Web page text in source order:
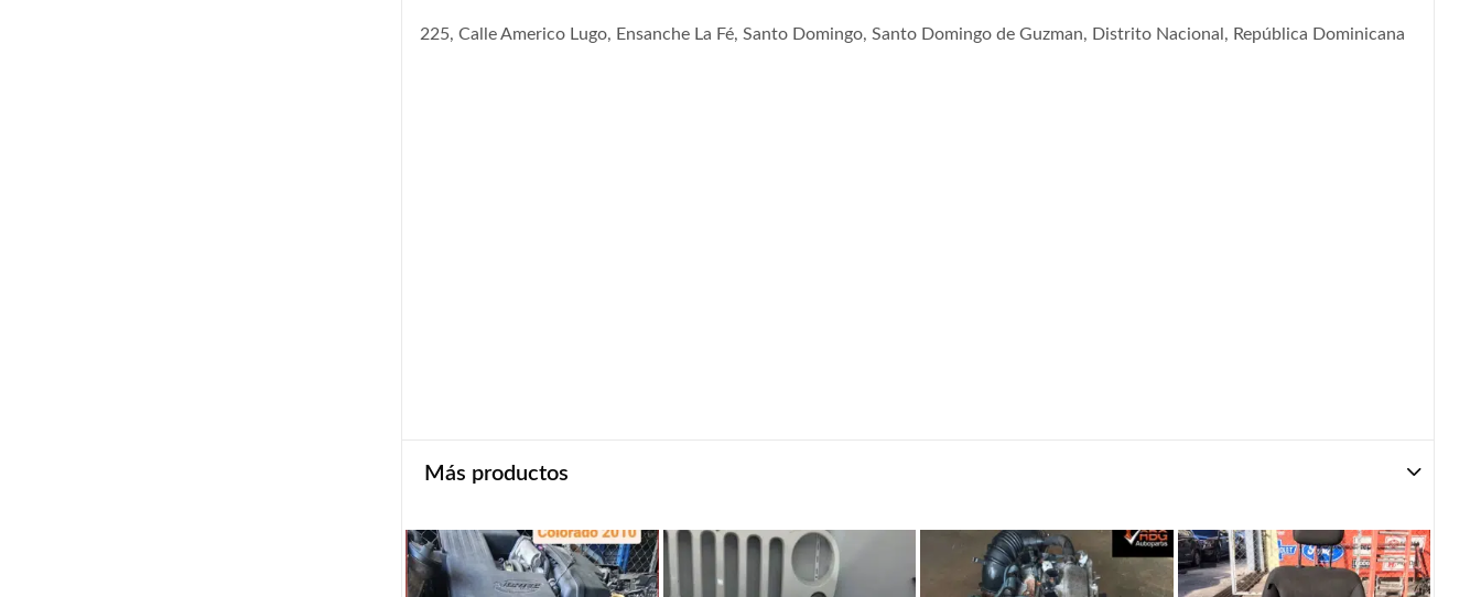
225, Calle Americo Lugo, Ensanche La Fé, Santo Domingo, Santo Domingo de Guzman, Distrito Nacional, República Dominicana
Más productos